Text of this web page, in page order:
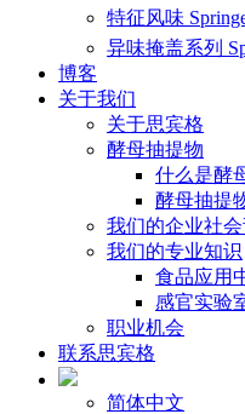
特征风味
异味掩盖系列
博客
关于我们
关于思宾格
酵母抽提物
什么是酵
酵母抽提
我们的企业社
我们的专业知识
食品应用
感官实验
职业机会
联系思宾格
简体中文